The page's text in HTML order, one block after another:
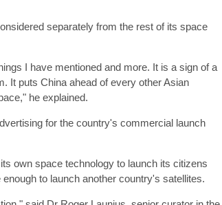
separately from the rest of its space
I have mentioned and more. It is a sign of a
It puts China ahead of every other Asian
he explained.
for the country's commercial launch
own space technology to launch its citizens
to launch another country's satellites.